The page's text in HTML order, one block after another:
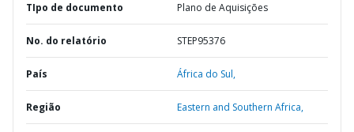
TIpo de documento Plano de Aquisições
No. do relatório STEP95376
País África do Sul,
Região Eastern and Southern Africa,